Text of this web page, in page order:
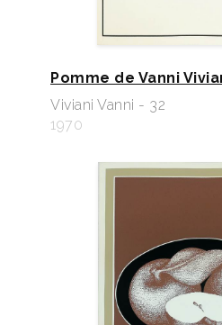
Pomme de Vanni
Viviani Vanni - 32
1970